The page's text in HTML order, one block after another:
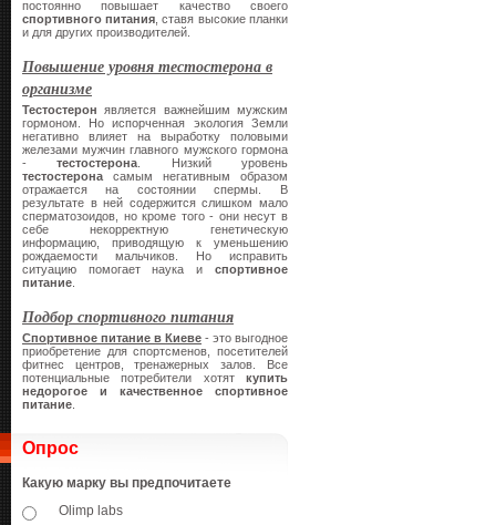
постоянно повышает качество своего
спортивного питания , ставя высокие планки
и для других производителей.
Повышение уровня тестостерона в
организме
Тестостерон является важнейшим мужским
гормоном. Но испорченная экология Земли
негативно влияет на выработку половыми
железами мужчин главного мужского гормона
-тестостерона . Низкий уровень
тестостерона самым негативным образом
отражается на состоянии спермы. В
результате в ней содержится слишком мало
сперматозоидов, но кроме того - они несут в
себе некорректную генетическую
информацию, приводящую к уменьшению
рождаемости мальчиков. Но исправить
ситуацию помогает наука и спортивное
питание
Подбор спортивного питания
Спортивное питание в Киеве - это выгодное
приобретение для спортсменов, посетителей
фитнес центров, тренажерных залов. Все
потенциальные потребители хотят купить
недорогое и качественное спортивное
питание
Опрос
Какую марку вы предпочитаете
Olimp labs